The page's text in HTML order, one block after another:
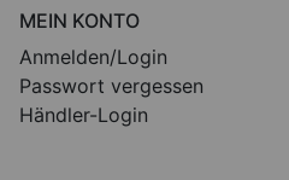
MEIN KONTO
Anmelden/Login
Passwort vergessen
Händler-Login